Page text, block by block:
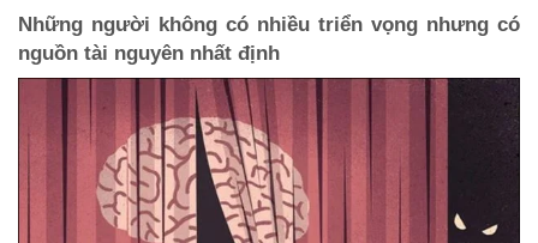
Những người không có nhiều triển vọng nhưng có
nguồn tài nguyên nhất định